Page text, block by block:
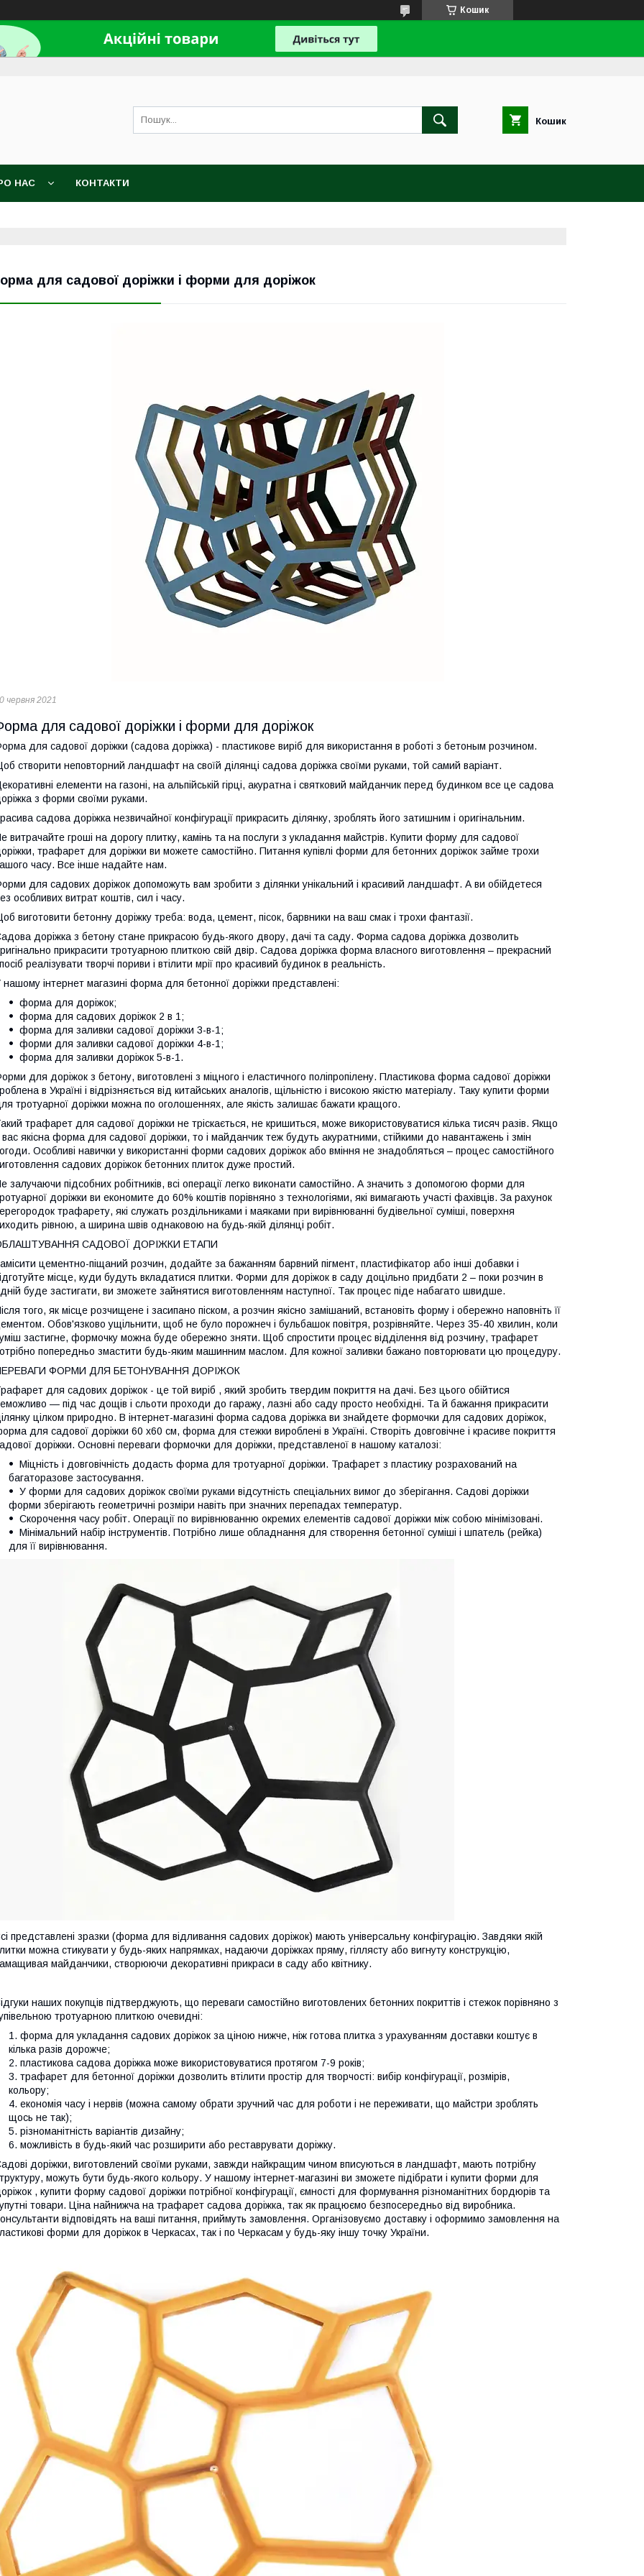
Кошик
Кошик
НАС КОНТАКТИ
для садової доріжки і форми для доріжок
червня 2021
для садової доріжки і форми для доріжок
для садової доріжки (садова доріжка) - пластикове виріб для використання в роботі з бетоным розчином.
створити неповторний ландшафт на своїй ділянці садова доріжка своїми руками, той самий варіант.
елементи на газоні, на альпійській гірці, акуратна і святковий майданчик перед будинком все це садова
з форми своїми руками.
садова доріжка незвичайної конфігурації прикрасить ділянку, зроблять його затишним і оригінальним.
витрачайте гроші на дорогу плитку, камінь та на послуги з укладання майстрів. Купити форму для садової
трафарет для доріжки ви можете самостійно. Питання купівлі форми для бетонних доріжок займе трохи
часу. Все інше надайте нам.
для садових доріжок допоможуть вам зробити з ділянки унікальний і красивий ландшафт. А ви обійдетеся
особливих витрат коштів, сил і часу.
виготовити бетонну доріжку треба: вода, цемент, пісок, барвники на ваш смак і трохи фантазії.
доріжка з бетону стане прикрасою будь-якого двору, дачі та саду. Форма садова доріжка дозволить
прикрасити тротуарною плиткою свій двір. Садова доріжка форма власного виготовлення – прекрасний
реалізувати творчі пориви і втілити мрії про красивий будинок в реальність.
нашому інтернет магазині форма для бетонної доріжки представлені:
форма для доріжок;
форма для садових доріжок 2 в 1;
форма для заливки садової доріжки 3-в-1;
форми для заливки садової доріжки 4-в-1;
форма для заливки доріжок 5-в-1.
для доріжок з бетону, виготовлені з міцного і еластичного поліпропілену. Пластикова форма садової доріжки
в Україні і відрізняється від китайських аналогів, щільністю і високою якістю матеріалу. Таку купити форми
тротуарної доріжки можна по оголошеннях, але якість залишає бажати кращого.
трафарет для садової доріжки не тріскається, не кришиться, може використовуватися кілька тисяч разів. Якщо
вас якісна форма для садової доріжки, то і майданчик теж будуть акуратними, стійкими до навантажень і змін
Особливі навички у використанні форми садових доріжок або вміння не знадобляться – процес самостійного
садових доріжок бетонних плиток дуже простий.
залучаючи підсобних робітників, всі операції легко виконати самостійно. А значить з допомогою форми для
доріжки ви економите до 60% коштів порівняно з технологіями, які вимагають участі фахівців. За рахунок
трафарету, які служать роздільниками і маяками при вирівнюванні будівельної суміші, поверхня
рівною, а ширина швів однаковою на будь-якій ділянці робіт.
САДОВОЇ ДОРІЖКИ ЕТАПИ
цементно-піщаний розчин, додайте за бажанням барвний пігмент, пластифікатор або інші добавки і
місце, куди будуть вкладатися плитки. Форми для доріжок в саду доцільно придбати 2 – поки розчин в
буде застигати, ви зможете зайнятися виготовленням наступної. Так процес піде набагато швидше.
того, як місце розчищене і засипано піском, а розчин якісно замішаний, встановіть форму і обережно наповніть її
Обов'язково ущільнити, щоб не було порожнеч і бульбашок повітря, розрівняйте. Через 35-40 хвилин, коли
застигне, формочку можна буде обережно зняти. Щоб спростити процес відділення від розчину, трафарет
попередньо змастити будь-яким машинним маслом. Для кожної заливки бажано повторювати цю процедуру.
ФОРМИ ДЛЯ БЕТОНУВАННЯ ДОРІЖОК
для садових доріжок - це той виріб , який зробить твердим покриття на дачі. Без цього обійтися
— під час дощів і сльоти проходи до гаражу, лазні або саду просто необхідні. Та й бажання прикрасити
цілком природно. В інтернет-магазині форма садова доріжка ви знайдете формочки для садових доріжок,
для садової доріжки 60 х60 см, форма для стежки вироблені в Україні. Створіть довговічне і красиве покриття
доріжки. Основні переваги формочки для доріжки, представленої в нашому каталозі:
Міцність і довговічність додасть форма для тротуарної доріжки. Трафарет з пластику розрахований на
багаторазове застосування.
У форми для садових доріжок своїми руками відсутність спеціальних вимог до зберігання. Садові доріжки
форми зберігають геометричні розміри навіть при значних перепадах температур.
Скорочення часу робіт. Операції по вирівнюванню окремих елементів садової доріжки між собою мінімізовані.
Мінімальний набір інструментів. Потрібно лише обладнання для створення бетонної суміші і шпатель (рейка)
для її вирівнювання.
представлені зразки (форма для відливання садових доріжок) мають універсальну конфігурацію. Завдяки якій
можна стикувати у будь-яких напрямках, надаючи доріжках пряму, гіллясту або вигнуту конструкцію,
майданчики, створюючи декоративні прикраси в саду або квітнику.
наших покупців підтверджують, що переваги самостійно виготовлених бетонних покриттів і стежок порівняно з
тротуарною плиткою очевидні:
форма для укладання садових доріжок за ціною нижче, ніж готова плитка з урахуванням доставки коштує в
кілька разів дорожче;
пластикова садова доріжка може використовуватися протягом 7-9 років;
трафарет для бетонної доріжки дозволить втілити простір для творчості: вибір конфігурації, розмірів,
кольору;
економія часу і нервів (можна самому обрати зручний час для роботи і не переживати, що майстри зроблять
щось не так);
різноманітність варіантів дизайну;
можливість в будь-який час розширити або реставрувати доріжку.
доріжки, виготовлений своїми руками, завжди найкращим чином вписуються в ландшафт, мають потрібну
можуть бути будь-якого кольору. У нашому інтернет-магазині ви зможете підібрати і купити форми для
, купити форму садової доріжки потрібної конфігурації, ємності для формування різноманітних бордюрів та
товари. Ціна найнижча на трафарет садова доріжка, так як працюємо безпосередньо від виробника.
відповідять на ваші питання, приймуть замовлення. Організовуємо доставку і оформимо замовлення на
форми для доріжок в Черкасах, так і по Черкасам у будь-яку іншу точку України.